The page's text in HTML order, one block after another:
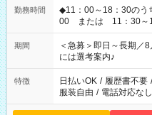
勤務時間
◆11：00～18：30のう
00 または 11：30～18：30 。*。ブランク
ば前職が、 在宅/財団
スタッフ スイーツ販売
業界から入社して活躍
期間
＜急募＞即日～長期／
には選考案内♪
特徴 日払いOK / 履歴書不要 /
服装自由 / 電話対応なし